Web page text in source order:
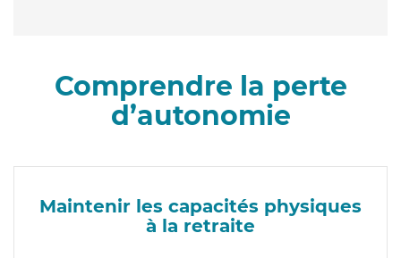
Comprendre la perte
d’autonomie
Maintenir les capacités physiques
à la retraite